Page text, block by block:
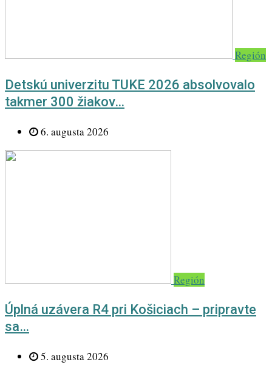
Región
Detskú univerzitu TUKE 2026 absolvovalo
takmer 300 žiakov…
6. augusta 2026
Región
Úplná uzávera R4 pri Košiciach – pripravte
sa…
5. augusta 2026